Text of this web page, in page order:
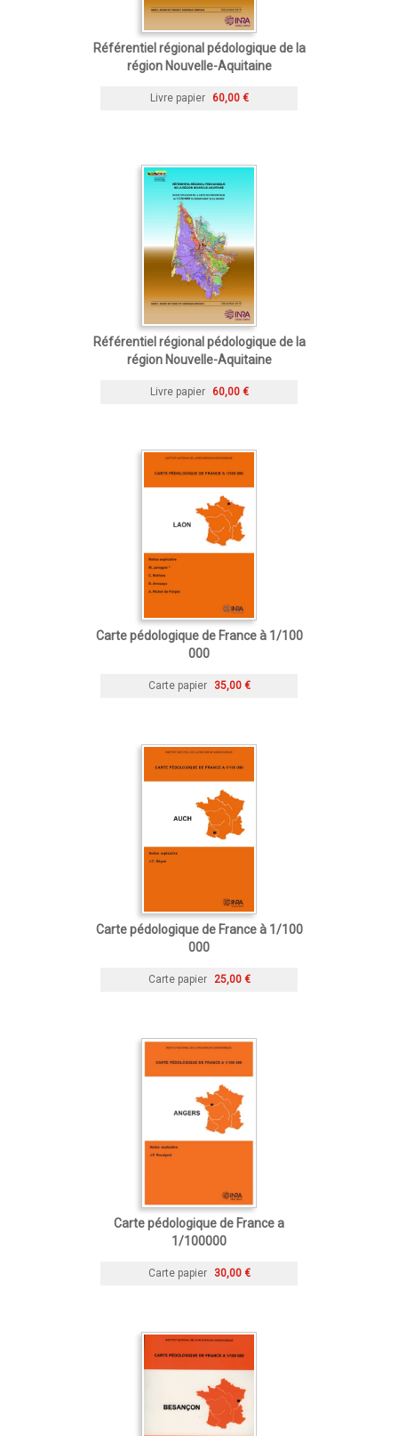
Référentiel régional pédologique de la
région Nouvelle-Aquitaine
Livre papier 60,00 €
Référentiel régional pédologique de la
région Nouvelle-Aquitaine
Livre papier 60,00 €
Carte pédologique de France à 1/100
000
Carte papier 35,00 €
Carte pédologique de France à 1/100
000
Carte papier 25,00 €
Carte pédologique de France a
1/100000
Carte papier 30,00 €